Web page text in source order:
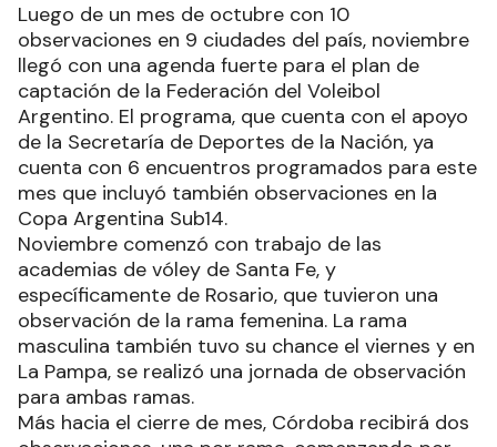
Luego de un mes de octubre con 10
observaciones en 9 ciudades del país, noviembre
llegó con una agenda fuerte para el plan de
captación de la Federación del Voleibol
Argentino. El programa, que cuenta con el apoyo
de la Secretaría de Deportes de la Nación, ya
cuenta con 6 encuentros programados para este
mes que incluyó también observaciones en la
Copa Argentina Sub14.
Noviembre comenzó con trabajo de las
academias de vóley de Santa Fe, y
específicamente de Rosario, que tuvieron una
observación de la rama femenina. La rama
masculina también tuvo su chance el viernes y en
La Pampa, se realizó una jornada de observación
para ambas ramas.
Más hacia el cierre de mes, Córdoba recibirá dos